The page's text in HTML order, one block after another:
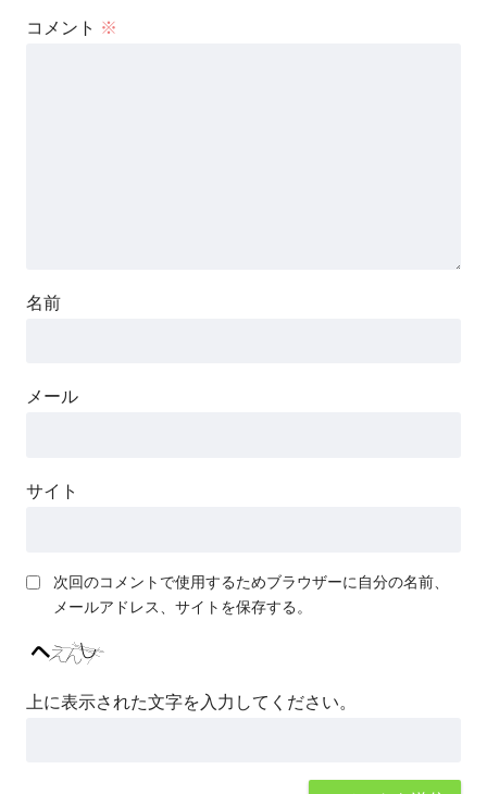
コメント ※
名前
メール
サイト
次回のコメントで使用するためブラウザーに自分の名前、
メールアドレス、サイトを保存する。
上に表示された文字を入力してください。